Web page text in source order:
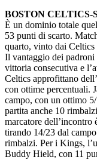
BOSTON CELTICS-
È un dominio totale
53 punti di scarto.
quarto, vinto dai
Il vantaggio dei padroni
vittoria consecutiva e
Celtics approfittano
con ottime percentuali.
campo, con un ottimo
partita anche 10
marcatore dell’incontro
tirando 14/23 dal
rimbalzi. Per i Kings,
Buddy Hield, con 11